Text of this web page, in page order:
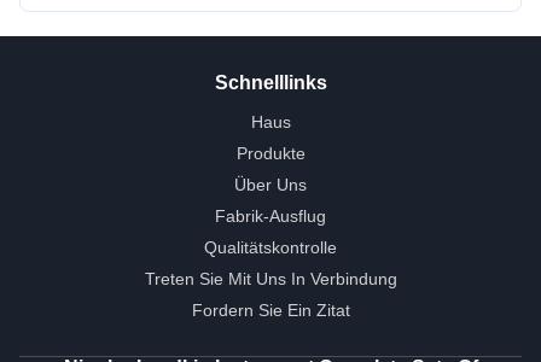
Schnelllinks
Haus
Produkte
Über Uns
Fabrik-Ausflug
Qualitätskontrolle
Treten Sie Mit Uns In Verbindung
Fordern Sie Ein Zitat